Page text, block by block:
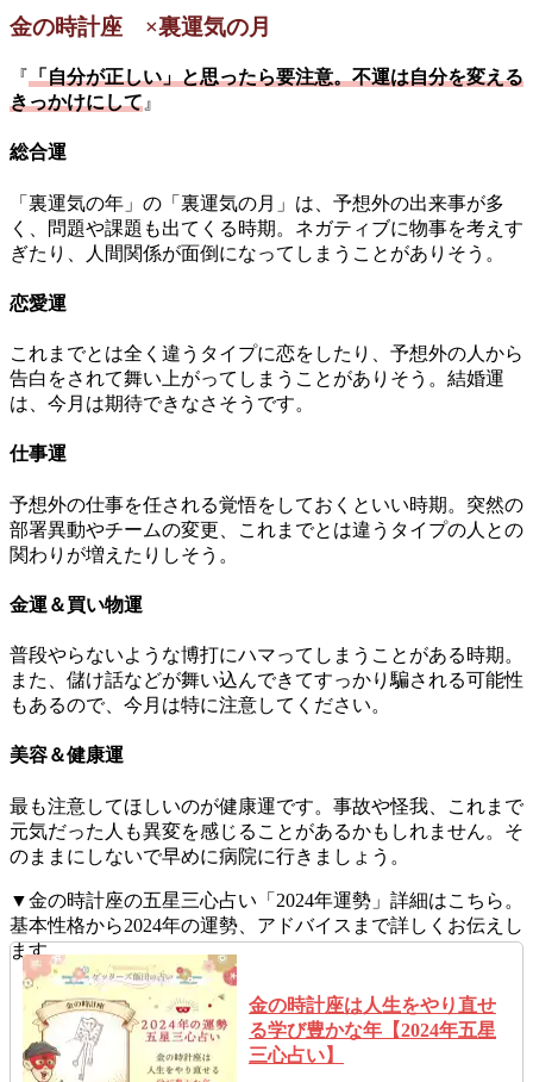
金の時計座 ×裏運気の月
『「自分が正しい」と思ったら要注意。不運は自分を変える
きっかけにして 』
総合運
「裏運気の年」の「裏運気の月」は、予想外の出来事が多
く、問題や課題も出てくる時期。ネガティブに物事を考えす
ぎたり、人間関係が面倒になってしまうことがありそう。
恋愛運
これまでとは全く違うタイプに恋をしたり、予想外の人から
告白をされて舞い上がってしまうことがありそう。結婚運
は、今月は期待できなさそうです。
仕事運
予想外の仕事を任される覚悟をしておくといい時期。突然の
部署異動やチームの変更、これまでとは違うタイプの人との
関わりが増えたりしそう。
金運＆買い物運
普段やらないような博打にハマってしまうことがある時期。
また、儲け話などが舞い込んできてすっかり騙される可能性
もあるので、今月は特に注意してください。
美容＆健康運
最も注意してほしいのが健康運です。事故や怪我、これまで
元気だった人も異変を感じることがあるかもしれません。そ
のままにしないで早めに病院に行きましょう。
▼金の時計座の五星三心占い「2024年運勢」詳細はこちら。
基本性格から2024年の運勢、アドバイスまで詳しくお伝えし
ます。
金の時計座は人生をやり直せ
る学び豊かな年【2024年五星
三心占い】